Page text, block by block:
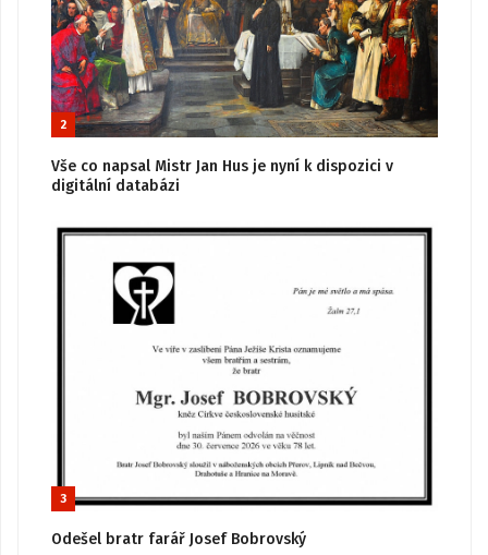
2
Vše co napsal Mistr Jan Hus je nyní k dispozici v
digitální databázi
3
Odešel bratr farář Josef Bobrovský